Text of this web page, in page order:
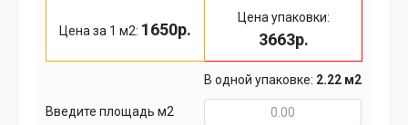
Цена за 1 м2: 1650р.
Цена упаковки:
3663р.
В одной упаковке: 2.22 м2
Введите площадь м2